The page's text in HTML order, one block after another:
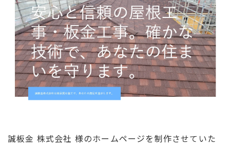
誠板金 株式会社 様のホームページを制作させていた